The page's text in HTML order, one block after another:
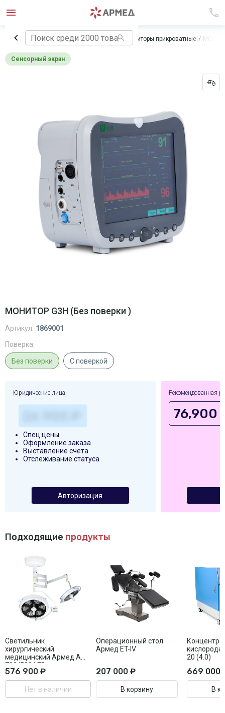
Главная Медицинское оборудование Мониторы прикроватные
Сенсорный экран
МОНИТОР G3H (Без поверки )
Артикул: 1869001
Поверка:
Без поверки С поверкой
Юридические лица
Спец.цены
Оформление заказа
Выставление счета
Отслеживание статуса
Авторизация
Рекомендованная
76,900
Подходящие продукты
Светильник
хирургический
медицинский Армед AR
700/500 LED
576 900 ₽
Нет в наличии
Операционный стол
Армед ET-IV
207 000 ₽
В корзину
20 (4.0)
669 000
В